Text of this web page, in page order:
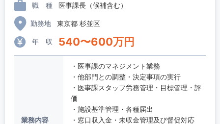
職 種 医事課長（候補含む）
勤務地 東京都 杉並区
年 収 540〜600万円
業務内容
・医事課のマネジメント業務
・他部門との調整・決定事項の実行
・医事課スタッフ労務管理・目標管理・評
価
・施設基準管理・各種届出
・窓口収入金・未収金管理及び督促対応